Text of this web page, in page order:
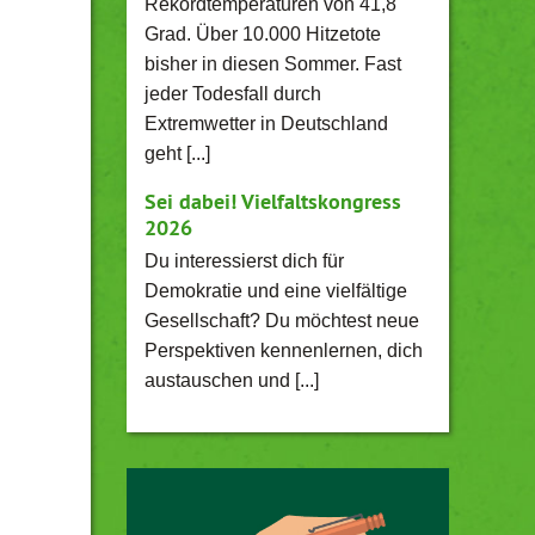
Rekordtemperaturen von 41,8
Grad. Über 10.000 Hitzetote
bisher in diesen Sommer. Fast
jeder Todesfall durch
Extremwetter in Deutschland
geht [...]
Sei dabei! Vielfaltskongress
2026
Du interessierst dich für
Demokratie und eine vielfältige
Gesellschaft? Du möchtest neue
Perspektiven kennenlernen, dich
austauschen und [...]